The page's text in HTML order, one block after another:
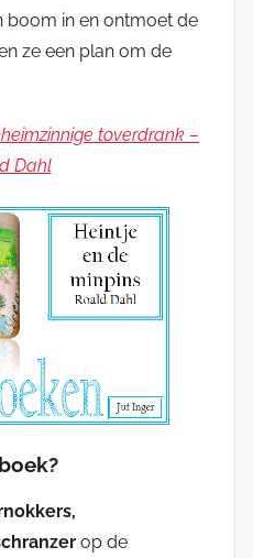
boom in en ontmoet de
ze een plan om de
toverdrank –
Dahl
op de